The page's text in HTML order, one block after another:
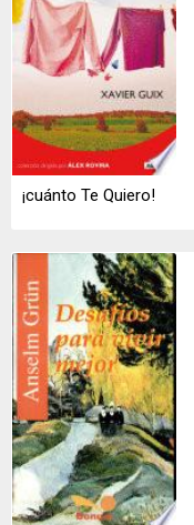
¡cuánto Te Quiero!